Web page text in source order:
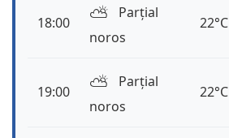
18:00 ⛅️
Parțial
noros
22°C
19:00 ⛅️
Parțial
noros
22°C